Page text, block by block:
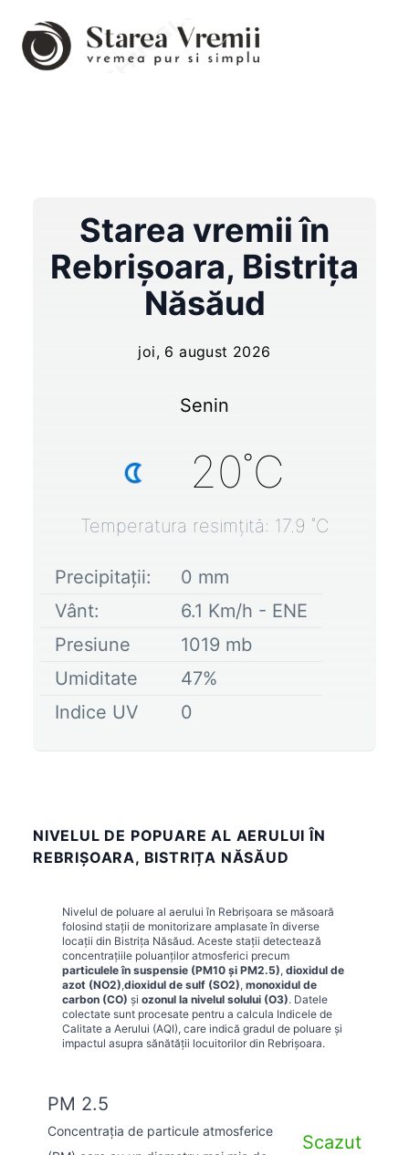
Starea vremii în
Rebrişoara, Bistrița
Năsăud
joi, 6 august 2026
Senin
20˚C
Temperatura resimțită: 17.9 ˚C
Precipitații: 0 mm
Vânt:
6.1 Km/h - ENE
Presiune
1019 mb
Umiditate
47%
Indice UV
0
NIVELUL DE POPUARE AL AERULUI ÎN
REBRIŞOARA, BISTRIȚA NĂSĂUD
Nivelul de poluare al aerului în Rebrişoara se măsoară
folosind stații de monitorizare amplasate în diverse
locații din Bistrița Năsăud. Aceste stații detectează
concentrațiile poluanților atmosferici precum
particulele în suspensie (PM10 și PM2.5), dioxidul de
azot (NO2),dioxidul de sulf (SO2), monoxidul de
carbon (CO) și ozonul la nivelul solului (O3). Datele
colectate sunt procesate pentru a calcula Indicele de
Calitate a Aerului (AQI), care indică gradul de poluare și
impactul asupra sănătății locuitorilor din Rebrişoara.
PM 2.5
Concentrația de particule atmosferice
Scazut